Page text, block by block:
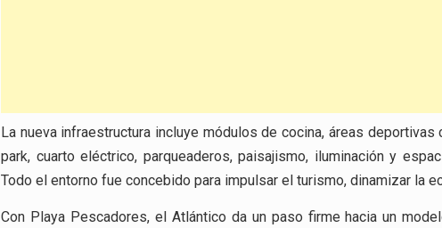
La nueva infraestructura incluye módulos de cocina, áreas
park, cuarto eléctrico, parqueaderos, paisajismo, iluminación y
Todo el entorno fue concebido para impulsar el turismo, dinamizar la
Con Playa Pescadores, el Atlántico da un paso firme hacia un